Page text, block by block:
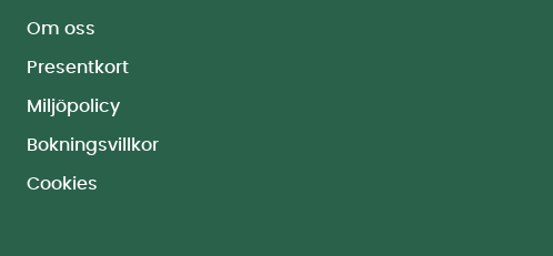
Om oss
Presentkort
Miljöpolicy
Bokningsvillkor
Cookies